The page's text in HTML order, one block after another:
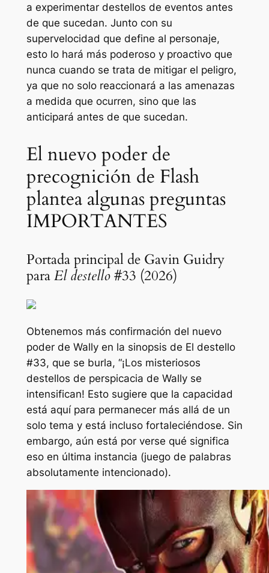
a experimentar destellos de eventos antes
de que sucedan. Junto con su
supervelocidad que define al personaje,
esto lo hará más poderoso y proactivo que
nunca cuando se trata de mitigar el peligro,
ya que no solo reaccionará a las amenazas
a medida que ocurren, sino que las
anticipará antes de que sucedan.
El nuevo poder de
precognición de Flash
plantea algunas preguntas
IMPORTANTES
Portada principal de Gavin Guidry
paraEl destello#33 (2026)
Obtenemos más confirmación del nuevo
poder de Wally en la sinopsis de El destello
#33, que se burla, “¡Los misteriosos
destellos de perspicacia de Wally se
intensifican! Esto sugiere que la capacidad
está aquí para permanecer más allá de un
solo tema y está incluso fortaleciéndose. Sin
embargo, aún está por verse qué significa
eso en última instancia (juego de palabras
absolutamente intencionado).